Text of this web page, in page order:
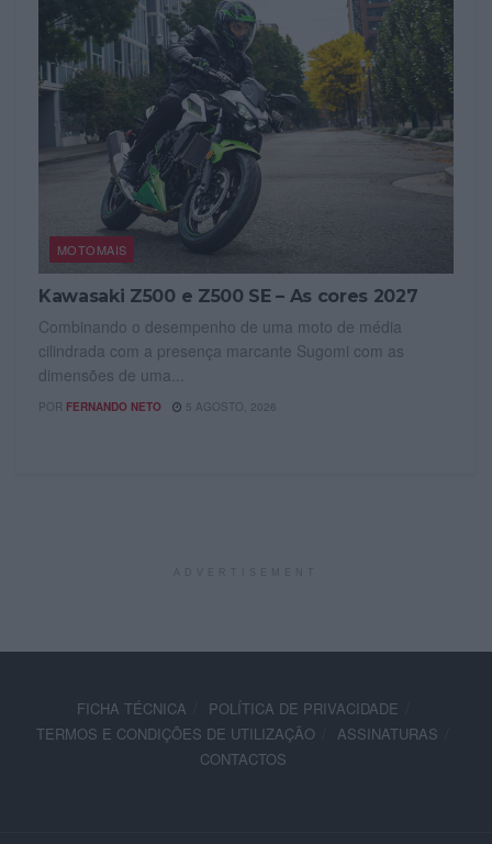
MOTOMAIS
Kawasaki Z500 e Z500 SE – As cores 2027
Combinando o desempenho de uma moto de média
cilindrada com a presença marcante Sugomi com as
dimensões de uma...
POR FERNANDO NETO 5 AGOSTO, 2026
FICHA TÉCNICA
POLÍTICA DE PRIVACIDADE
TERMOS E CONDIÇÕES DE UTILIZAÇÃO
ASSINATURAS
CONTACTOS